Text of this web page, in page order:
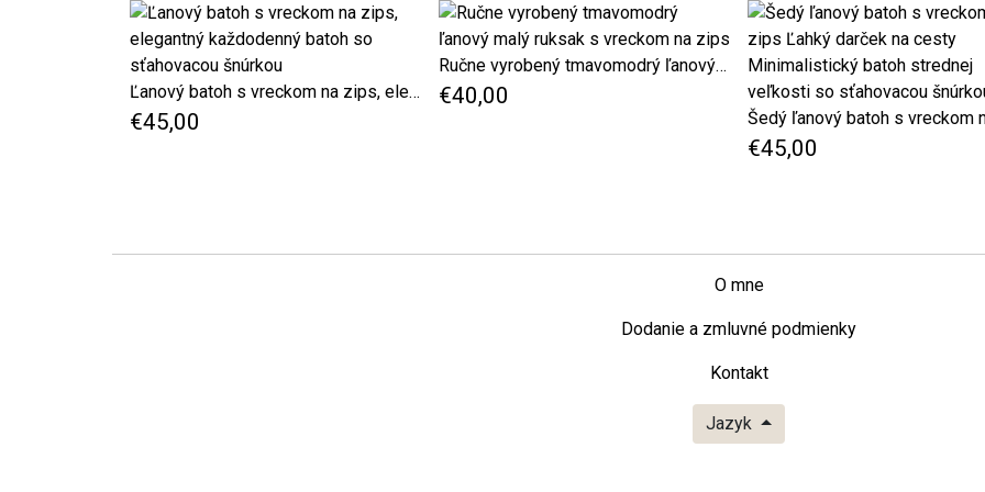
Ľanový batoh s vreckom na zips, elegantný každodenný batoh so sťahovacou šnúrkou
€45,00
Ručne vyrobený tmavomodrý ľanový malý ruksak s vreckom na zips
€40,00
€45,00
O mne
Dodanie a zmluvné podmienky
Kontakt
Jazyk